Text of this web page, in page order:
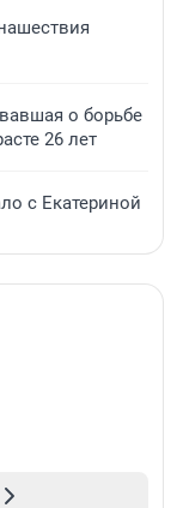
о борьбе
26 лет
с Екатериной